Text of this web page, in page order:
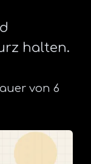
halten.
von 6